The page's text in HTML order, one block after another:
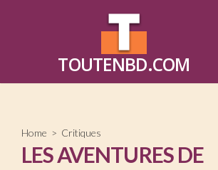
TOUTENBD.COM
Home > Critiques
LES AVENTURES DE